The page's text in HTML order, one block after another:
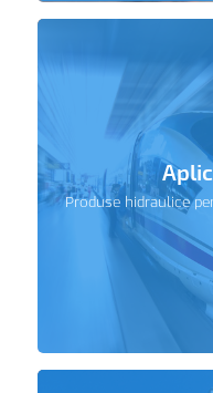
Produse hidraulice